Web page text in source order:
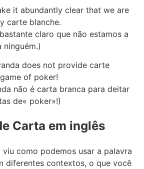
it abundantly clear that we are
carte blanche.
claro que não estamos a
does not provide carte
of poker!
não é carta branca para deitar
de« poker»!)
Carta em inglês
como podemos usar a palavra
diferentes contextos, o que você